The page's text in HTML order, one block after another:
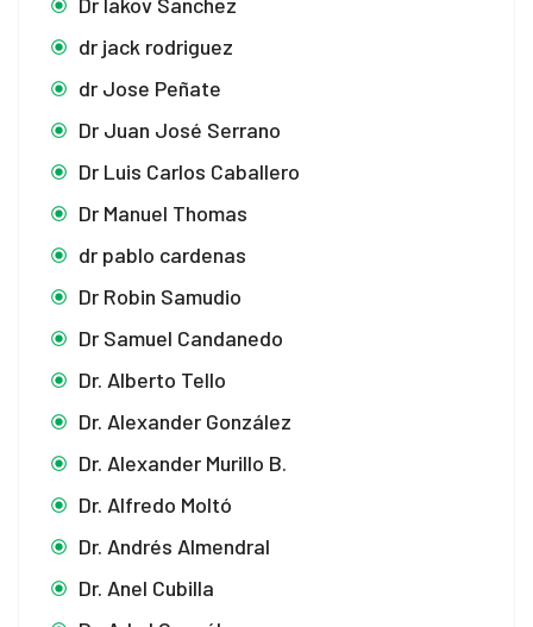
Dr Iakov Sanchez
dr jack rodriguez
dr Jose Peñate
Dr Juan José Serrano
Dr Luis Carlos Caballero
Dr Manuel Thomas
dr pablo cardenas
Dr Robin Samudio
Dr Samuel Candanedo
Dr. Alberto Tello
Dr. Alexander González
Dr. Alexander Murillo B.
Dr. Alfredo Moltó
Dr. Andrés Almendral
Dr. Anel Cubilla